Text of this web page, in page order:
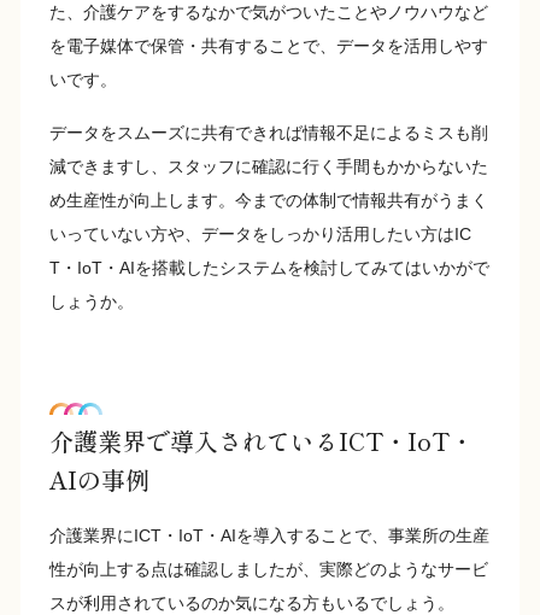
た、介護ケアをするなかで気がついたことやノウハウなど
を電子媒体で保管・共有することで、データを活用しやす
いです。
データをスムーズに共有できれば情報不足によるミスも削
減できますし、スタッフに確認に行く手間もかからないた
め生産性が向上します。今までの体制で情報共有がうまく
いっていない方や、データをしっかり活用したい方はIC
T・IoT・AIを搭載したシステムを検討してみてはいかがで
しょうか。
介護業界で導入されているICT・IoT・
AIの事例
介護業界にICT・IoT・AIを導入することで、事業所の生産
性が向上する点は確認しましたが、実際どのようなサービ
スが利用されているのか気になる方もいるでしょう。